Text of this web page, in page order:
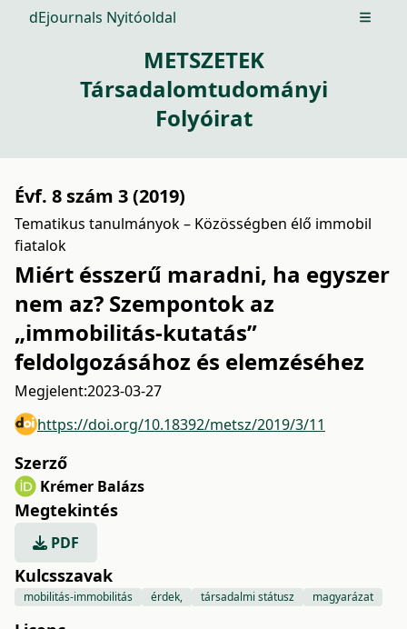
dEjournals Nyitóoldal Open
METSZETEK
Társadalomtudományi
Folyóirat
Évf. 8 szám 3 (2019)
Tematikus tanulmányok – Közösségben élő immobil
fiatalok
Miért ésszerű maradni, ha egyszer
nem az? Szempontok az
„immobilitás-kutatás”
feldolgozásához és elemzéséhez
Megjelent:2023-03-27
https://doi.org/10.18392/metsz/2019/3/11
Szerző
Krémer Balázs
Megtekintés
PDF
Kulcsszavak
mobilitás-immobilitás érdek, társadalmi státusz magyarázat